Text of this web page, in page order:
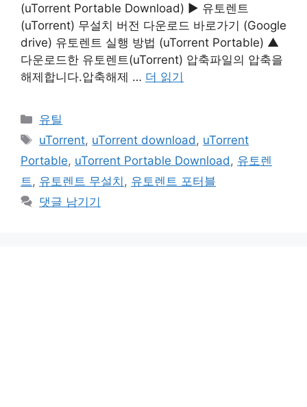
(uTorrent Portable Download) ▶ 유토렌트
(uTorrent) 무설치 버전 다운로드 바로가기 (Google
drive) 유토렌트 실행 방법 (uTorrent Portable) ▲
다운로드한 유토렌트(uTorrent) 압축파일의 압축을
해제합니다.압축해제 … 더 읽기
카
테
리
유틸
태
그
uTorrent, uTorrent download , uTorrent
Portable, uTorrent Portable Download , 유토렌
트 , 유토렌트 무설치 , 유토렌트 포터블
댓글 남기기